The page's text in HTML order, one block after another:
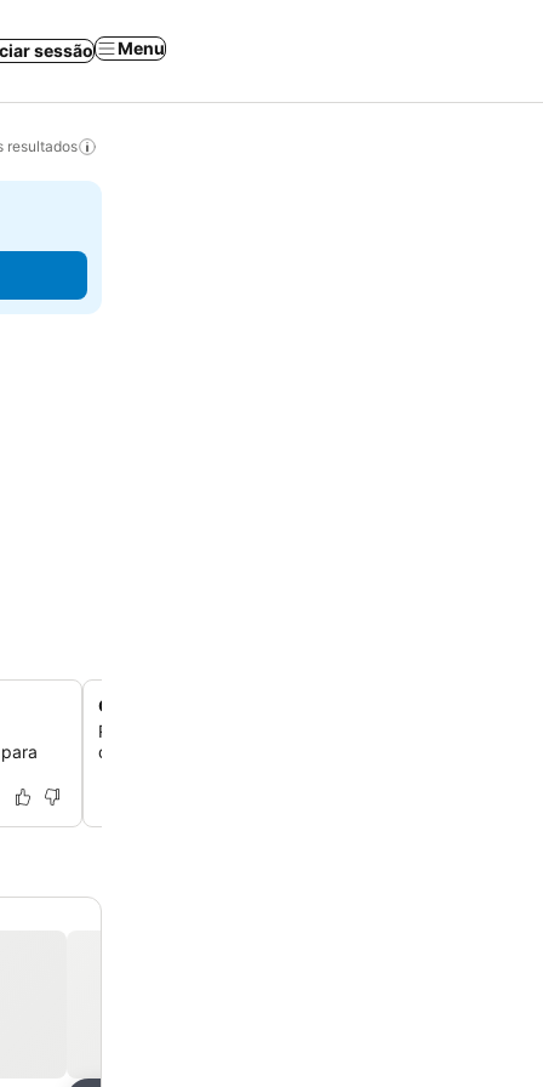
sessão Menu
resultados
Quartos com varandas privativas
Relaxe e aproveite o ar fresco da sua própria varanda
disponível em todos os quartos com ar-condicionado.